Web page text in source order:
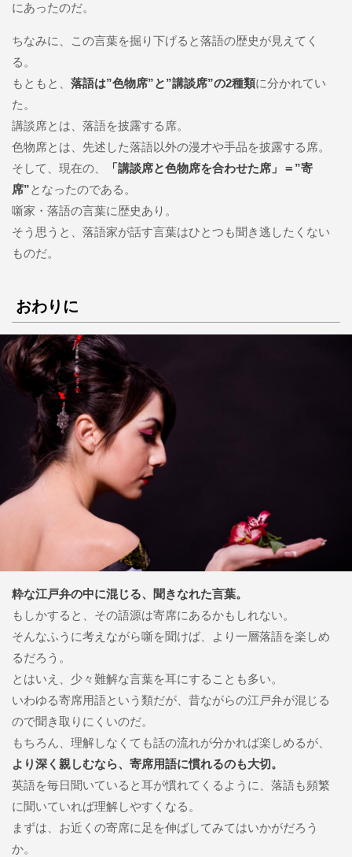
にあったのだ。
ちなみに、この言葉を掘り下げると落語の歴史が見えてく
る。
もともと、 落語は”色物席”と”講談席”の2種類に分かれてい
た。
講談席とは、落語を披露する席。
色物席とは、先述した落語以外の漫才や手品を披露する席。
そして、現在の、
「講談席と色物席を合わせた席」＝”寄
席”となったのである。
噺家・落語の言葉に歴史あり。
そう思うと、落語家が話す言葉はひとつも聞き逃したくない
ものだ。
おわりに
粋な江戸弁の中に混じる、聞きなれた言葉。
もしかすると、その語源は寄席にあるかもしれない。
そんなふうに考えながら噺を聞けば、より一層落語を楽しめ
るだろう。
とはいえ、少々難解な言葉を耳にすることも多い。
いわゆる寄席用語という類だが、昔ながらの江戸弁が混じる
ので聞き取りにくいのだ。
もちろん、理解しなくても話の流れが分かれば楽しめるが、
より深く親しむなら、寄席用語に慣れるのも大切。
英語を毎日聞いていると耳が慣れてくるように、落語も頻繁
に聞いていれば理解しやすくなる。
まずは、お近くの寄席に足を伸ばしてみてはいかがだろう
か。